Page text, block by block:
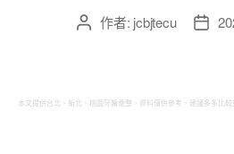
文 作者: jcbjtecu
文
日
本文提供台北、新北、桃園牙醫彙整，資料僅供參考，建議多多比較